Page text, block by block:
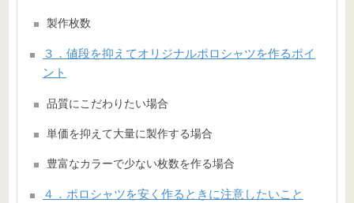
製作枚数
３．値段を抑えてオリジナルポロシャツを作るポイ
ント
品質にこだわりたい場合
単価を抑えて大量に製作する場合
豊富なカラーで少ない枚数を作る場合
４．ポロシャツを安く作るときに注意したいこと